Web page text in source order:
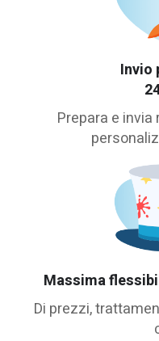
Invio
Prepara e
Massima
Di prezzi,